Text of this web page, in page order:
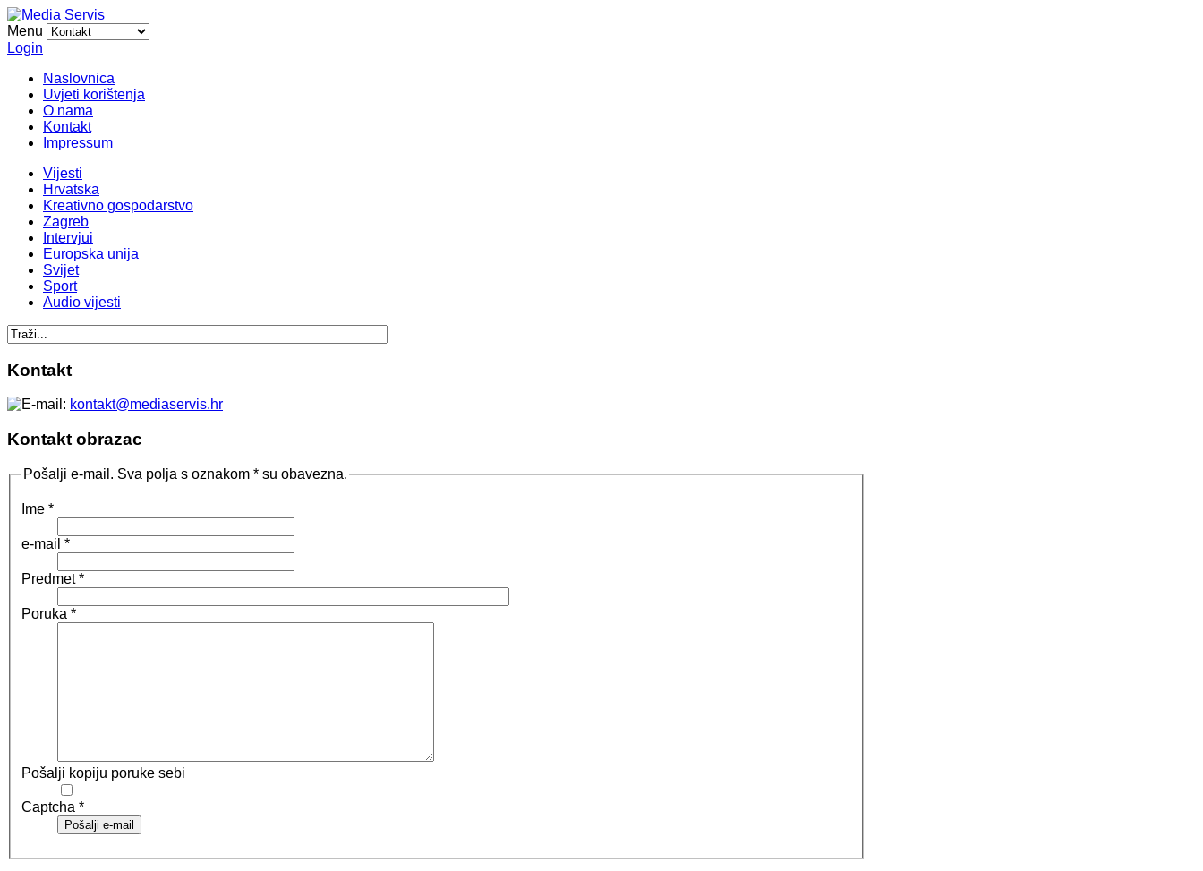
Menu
Login
Naslovnica
Uvjeti korištenja
O nama
Kontakt
Impressum
Vijesti
Hrvatska
Kreativno gospodarstvo
Zagreb
Intervjui
Europska unija
Svijet
Sport
Audio vijesti
Kontakt
kontakt@mediaservis.hr
Kontakt obrazac
Pošalji e-mail. Sva polja s oznakom * su obavezna.
Ime *
e-mail *
Predmet*
Poruka *
Pošalji kopiju poruke sebi
Captcha *
Pošalji e-mail